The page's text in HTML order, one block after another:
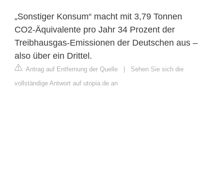
„Sonstiger Konsum“ macht mit 3,79 Tonnen
CO2-Äquivalente pro Jahr 34 Prozent der
Treibhausgas-Emissionen der Deutschen aus –
also über ein Drittel.
Antrag auf Entfernung der Quelle | Sehen Sie sich die
vollständige Antwort auf utopia.de an